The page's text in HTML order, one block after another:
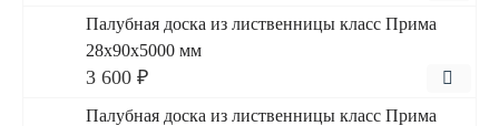
Палубная доска из лиственницы класс Прима
28x90x5000 мм
3 600 ₽
Палубная доска из лиственницы класс Прима